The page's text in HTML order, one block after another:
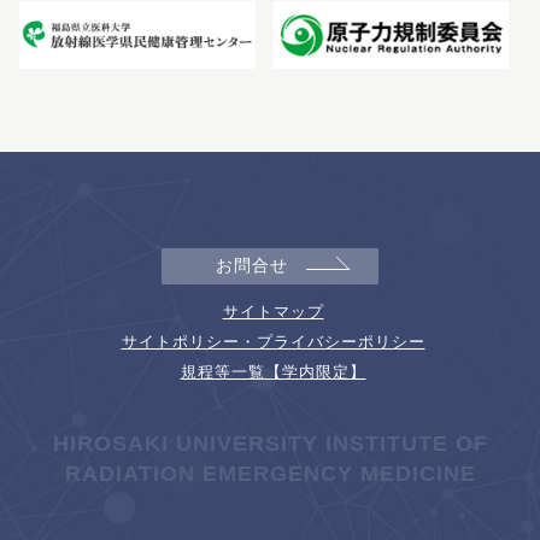
お問合せ
サイトマップ
サイトポリシー・プライバシーポリシー
規程等一覧【学内限定】
HIROSAKI UNIVERSITY INSTITUTE OF
RADIATION EMERGENCY MEDICINE